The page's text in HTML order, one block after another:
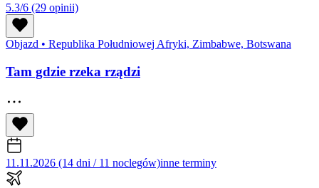
5.3/6 (29 opinii)
Objazd • Republika Południowej Afryki, Zimbabwe, Botswana
Tam gdzie rzeka rządzi
11.11.2026 (14 dni / 11 noclegów)inne terminy